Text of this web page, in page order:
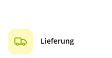
Lieferung